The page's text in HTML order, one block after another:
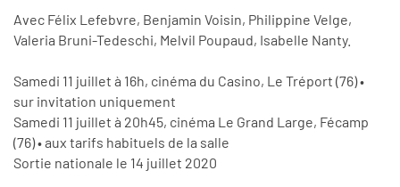
Avec Félix Lefebvre, Benjamin Voisin, Philippine Velge,
Valeria Bruni-Tedeschi, Melvil Poupaud, Isabelle Nanty.
Samedi 11 juillet à 16h, cinéma du Casino, Le Tréport (76) •
sur invitation uniquement
Samedi 11 juillet à 20h45, cinéma Le Grand Large, Fécamp
(76) • aux tarifs habituels de la salle
Sortie nationale le 14 juillet 2020